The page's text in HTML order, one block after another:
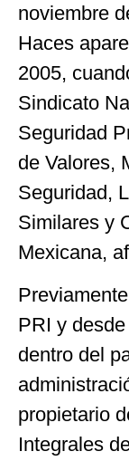
noviembre
Haces
2005,
Sindicato
Seguridad
de Valores,
Seguridad,
Similares y
Mexicana,
PRI y
dentro del
propietario
Integrales